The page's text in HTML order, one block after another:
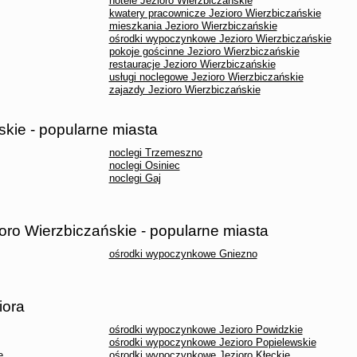
kwatery pracownicze Jezioro Wierzbiczańskie
mieszkania Jezioro Wierzbiczańskie
ośrodki wypoczynkowe Jezioro Wierzbiczańskie
pokoje gościnne Jezioro Wierzbiczańskie
restauracje Jezioro Wierzbiczańskie
usługi noclegowe Jezioro Wierzbiczańskie
zajazdy Jezioro Wierzbiczańskie
- popularne miasta
noclegi Trzemeszno
noclegi Osiniec
noclegi Gaj
Wierzbiczańskie - popularne miasta
ośrodki wypoczynkowe Gniezno
ośrodki wypoczynkowe Jezioro Powidzkie
ośrodki wypoczynkowe Jezioro Popielewskie